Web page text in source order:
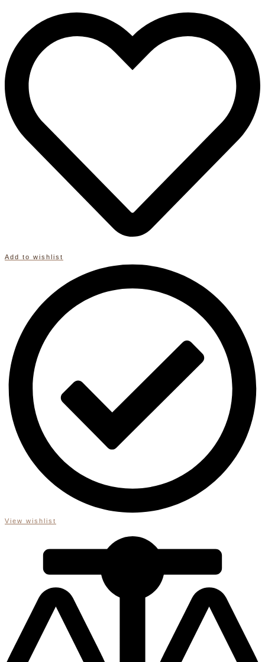
Hochzeit/
Dekoration/
Baumwolle
Oeko-
Tex|GRS
recycle
Geburt
Baby
Geschenk
Add to wishlist
View wishlist